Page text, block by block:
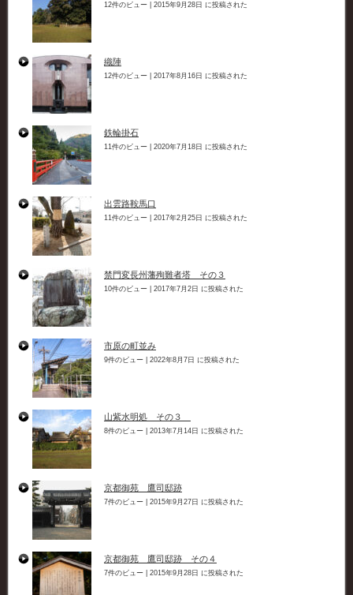
12件のビュー 2015年9月28日 に投稿された
織陣
12件のビュー 2017年8月16日 に投稿された
鉄輪掛石
11件のビュー 2020年7月18日 に投稿された
出雲路鞍馬口
11件のビュー 2017年2月25日 に投稿された
禁門変長州藩殉難者塔 その３
10件のビュー 2017年7月2日 に投稿された
市原の町並み
9件のビュー 2022年8月7日 に投稿された
山紫水明処 その３
8件のビュー 2013年7月14日 に投稿された
京都御苑 鷹司邸跡
7件のビュー 2015年9月27日 に投稿された
京都御苑 鷹司邸跡 その４
7件のビュー 2015年9月28日 に投稿された